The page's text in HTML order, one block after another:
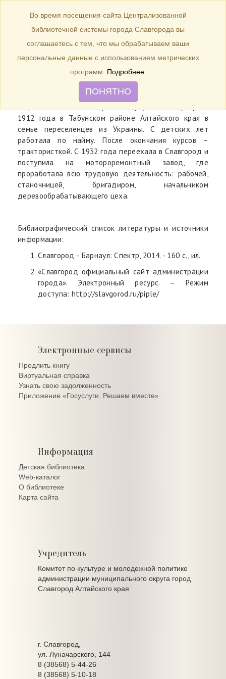
Toggle
navigation
БИБЛИОТЕКА
Старостина Мария Николаевна
1912 года в Табунском районе Алтайского края в
семье переселенцев из Украины. С детских лет
работала по найму. После окончания курсов –
трактористкой. С 1932 года переехала в Славгород и
поступила на мотороремонтный завод, где
проработала всю трудовую деятельность: рабочей,
станочницей, бригадиром, начальником
деревообрабатывающего цеха.
Библиографический список литературы и источники
информации:
Славгород - Барнаул: Спектр, 2014. - 160 с., ил.
«Славгород официальный сайт администрации
города». Электронный ресурс. – Режим
доступа: http://slavgorod.ru/piple/
Электронные сервисы
Продлить книгу
Виртуальная справка
Узнать свою задолженность
Приложение «Госуслуги. Решаем вместе»
Информация
Детская библиотека
Web-каталог
О библиотеке
Карта сайта
Учредитель
Комитет по культуре и молодежной политике
администрации муниципального округа город
Славгород Алтайского края
г. Славгород,
ул. Луначарского, 144
8 (38568) 5-44-26
8 (38568) 5-10-18
Во время посещения сайта Централизованной
библиотечной системы города Славгорода вы
соглашаетесь с тем, что мы обрабатываем ваши
персональные данные с использованием метрических
программ. Подробнее.
ПОНЯТНО